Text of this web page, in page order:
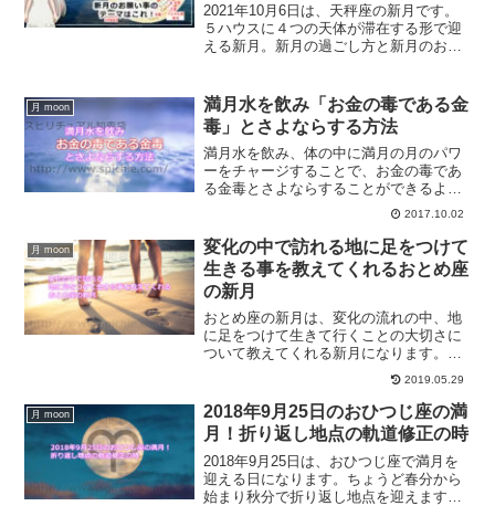
2021年10月6日は、天秤座の新月です。
５ハウスに４つの天体が滞在する形で迎
える新月。新月の過ごし方と新月のお願
月 moon
満月水を飲み「お金の毒である金
毒」とさよならする方法
満月水を飲み、体の中に満月の月のパワ
ーをチャージすることで、お金の毒であ
る金毒とさよならすることができるよう
になります。お金の毒とさよならするた
めにどうすればいいのかについて、解説
します。
2017.10.02
月 moon
変化の中で訪れる地に足をつけて
生きる事を教えてくれるおとめ座
の新月
おとめ座の新月は、変化の流れの中、地
に足をつけて生きて行くことの大切さに
ついて教えてくれる新月になります。お
とめ座の新月が私たちに教えてくれるこ
とについて、おとめ座の新月のエネルギ
ーで女性性をアップさせる方法について
ご紹介します。
2019.05.29
月 moon
2018年9月25日のおひつじ座の満
月！折り返し地点の軌道修正の時
2018年9月25日は、おひつじ座で満月を
迎える日になります。ちょうど春分から
始まり秋分で折り返し地点を迎えます。